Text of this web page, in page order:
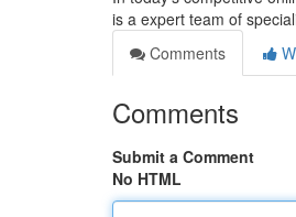
is a expert team of
Comments
Comments
Submit a Comment
No HTML